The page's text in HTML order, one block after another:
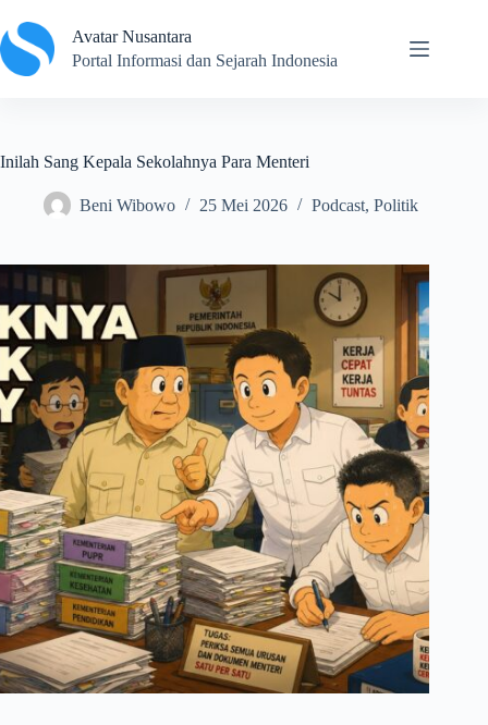
to
content
Avatar Nusantara
Portal Informasi dan Sejarah Indonesia
Inilah Sang Kepala Sekolahnya Para Menteri
Beni Wibowo 25 Mei 2026 Podcast, Politik